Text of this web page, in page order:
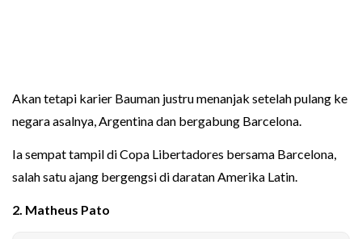
Akan tetapi karier Bauman justru menanjak setelah pulang ke
negara asalnya, Argentina dan bergabung Barcelona.
Ia sempat tampil di Copa Libertadores bersama Barcelona,
salah satu ajang bergengsi di daratan Amerika Latin.
2. Matheus Pato